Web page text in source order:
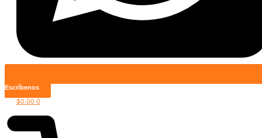
Escríbenos
$0.00 0